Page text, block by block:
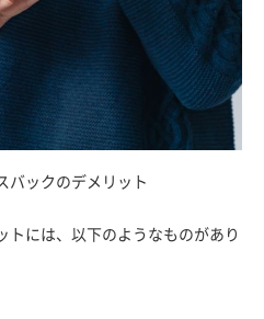
バックのデメリット
トには、以下のようなものがあり